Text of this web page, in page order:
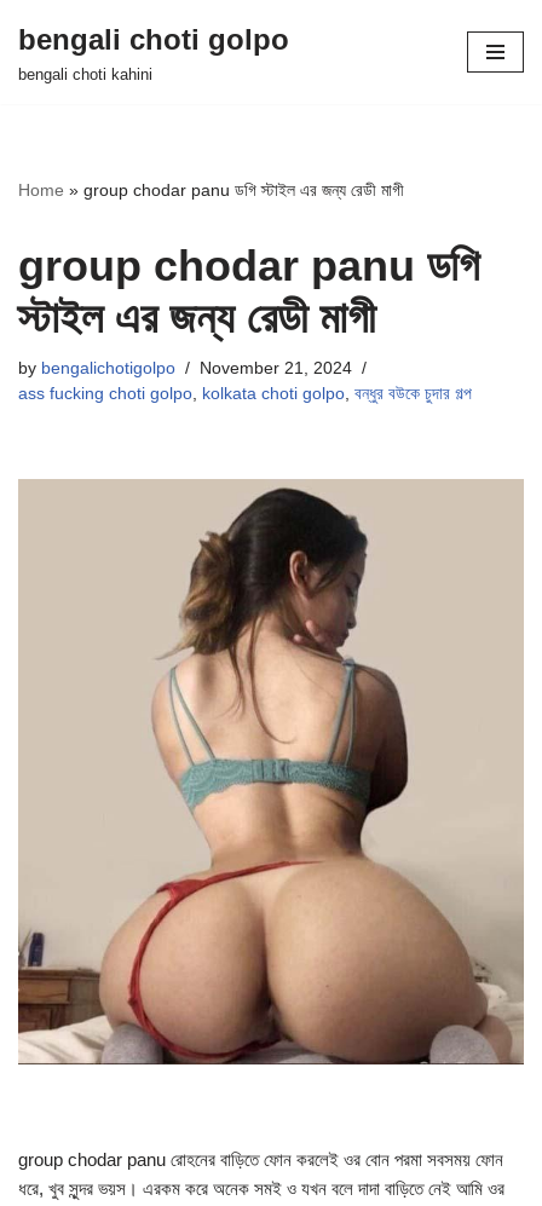
Skip
bengali choti golpo
bengali choti kahini
Home » group chodar panu ডগি স্টাইল এর জন্য রেডী মাগী
group chodar panu ডগি
স্টাইল এর জন্য রেডী মাগী
by bengalichotigolpo
November 21, 2024
ass fucking choti golpo, kolkata choti golpo, বন্ধুর বউকে চুদার গল্প
group chodar panu রোহনের বাড়িতে ফোন করলেই ওর বোন পরমা সবসময় ফোন
ধরে, খুব সুন্দর ভয়স। এরকম করে অনেক সমই ও যখন বলে দাদা বাড়িতে নেই আমি ওর